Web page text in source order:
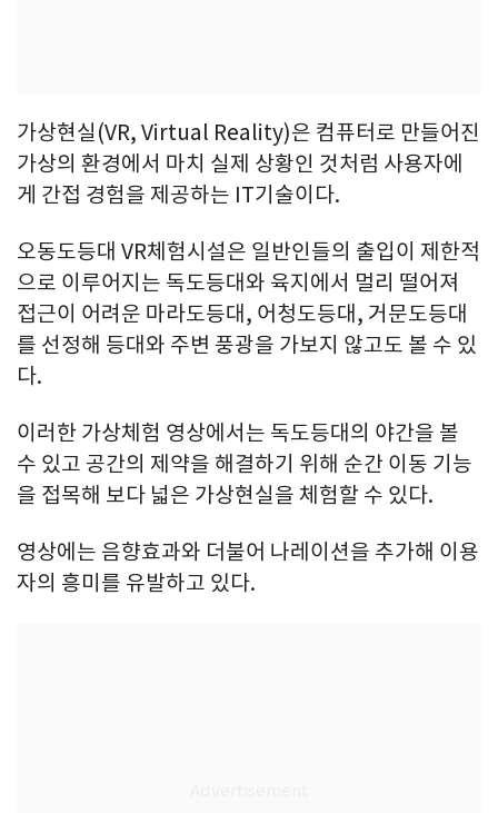
가상현실(VR, Virtual Reality)은 컴퓨터로 만들어진
가상의 환경에서 마치 실제 상황인 것처럼 사용자에
게 간접 경험을 제공하는 IT기술이다.
오동도등대 VR체험시설은 일반인들의 출입이 제한적
으로 이루어지는 독도등대와 육지에서 멀리 떨어져
접근이 어려운 마라도등대, 어청도등대, 거문도등대
를 선정해 등대와 주변 풍광을 가보지 않고도 볼 수 있
다.
이러한 가상체험 영상에서는 독도등대의 야간을 볼
수 있고 공간의 제약을 해결하기 위해 순간 이동 기능
을 접목해 보다 넓은 가상현실을 체험할 수 있다.
영상에는 음향효과와 더불어 나레이션을 추가해 이용
자의 흥미를 유발하고 있다.